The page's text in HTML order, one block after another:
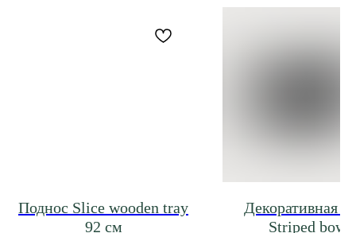
Поднос Slice wooden tray
92 см
Декоративная
Striped bowl